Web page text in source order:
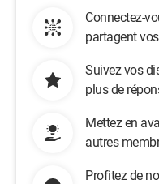
Connectez-
partagent
Suivez vos
plus de
Mettez en
autres
Profitez de